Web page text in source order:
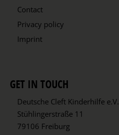
Contact
Privacy policy
Imprint
GET IN TOUCH
Deutsche Cleft Kinderhilfe e.V.
Stühlingerstraße 11
79106 Freiburg